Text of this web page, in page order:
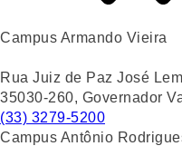
Campus Armando Vieira
Rua Juiz de Paz José
35030-260, Governador
(33) 3279-5200
Campus Antônio